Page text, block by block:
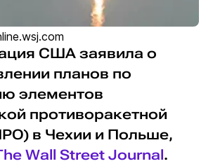
США заявила о
планов по
элементов
противоракетной
в Чехии и Польше,
Wall Street Journal.